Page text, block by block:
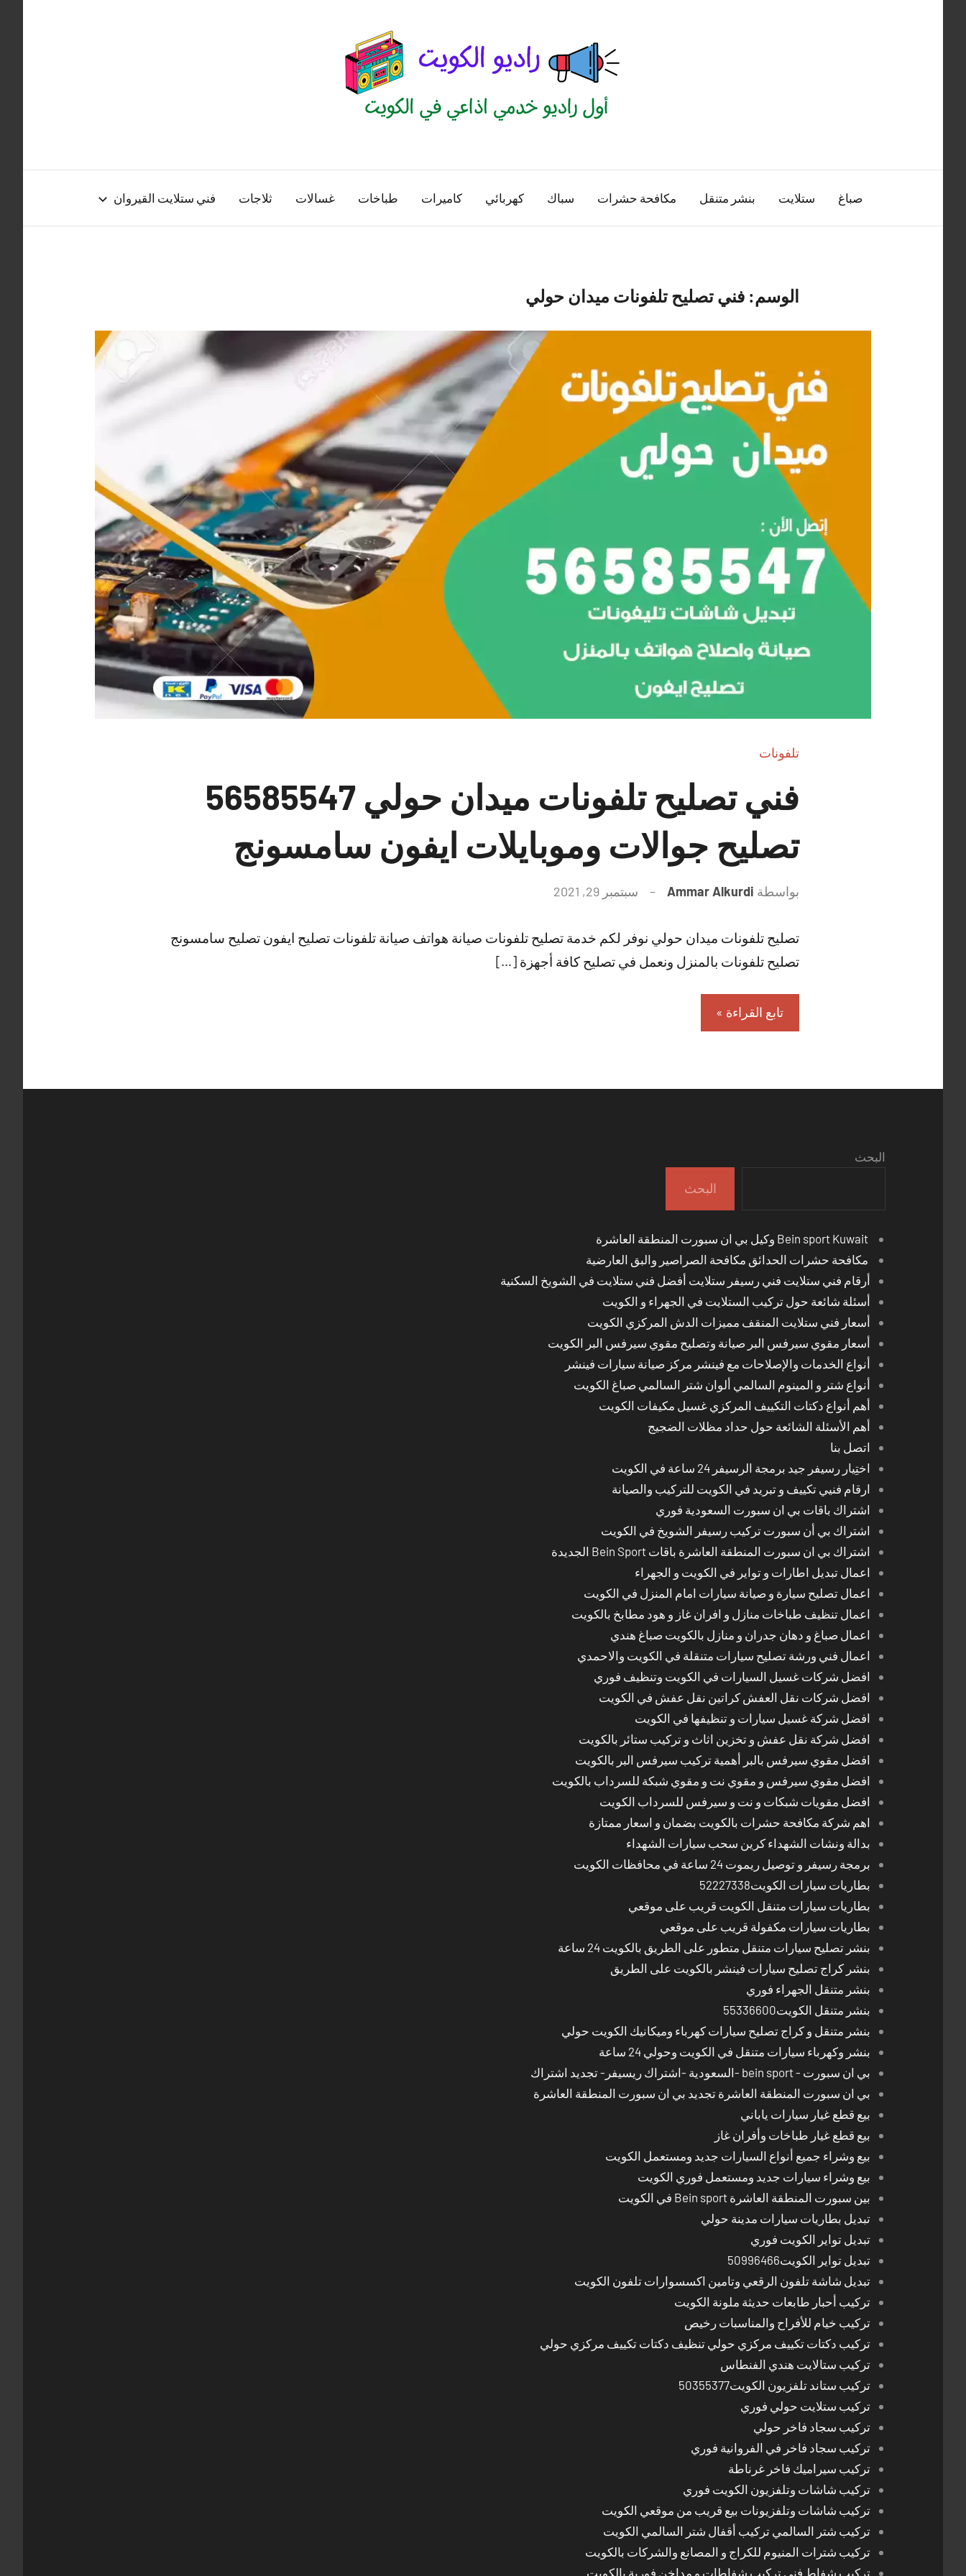
الكويت
منصة
اذاعية
صباغ ستلايت بنشر متنقل مكافحة حشرات سباك كهربائي كاميرات طباخات غسالات ثلاجات فني ستلايت القيروان
الوسم: فني تصليح تلفونات ميدان حولي
تلفونات
فني تصليح تلفونات ميدان حولي 56585547
تصليح جوالات وموبايلات ايفون سامسونج
بواسطة Ammar Alkurdi سبتمبر 29, 2021
تعليقات
تصليح تلفونات ميدان حولي نوفر لكم خدمة تصليح تلفونات صيانة هواتف صيانة تلفونات تصليح ايفون تصليح سامسونج
تصليح تلفونات بالمنزل ونعمل في تصليح كافة أجهزة […]
تابع القراءة
البحث
البحث
Bein sport Kuwait وكيل بي ان سبورت المنطقة العاشرة
مكافحة حشرات الحدائق مكافحة الصراصير والبق العارضية
أرقام فني ستلايت فني رسيفر ستلايت أفضل فني ستلايت في الشويخ السكنية
أسئلة شائعة حول تركيب الستلايت في الجهراء و الكويت
أسعار فني ستلايت المنقف مميزات الدش المركزي الكويت
أسعار مقوي سيرفس البر صيانة وتصليح مقوي سيرفس البر الكويت
أنواع الخدمات والإصلاحات مع فينشر مركز صيانة سيارات فينشر
أنواع شتر و المينوم السالمي ألوان شتر السالمي صباغ الكويت
أهم أنواع دكتات التكييف المركزي غسيل مكيفات الكويت
أهم الأسئلة الشائعة حول حداد مظلات الضجيج
اتصل بنا
اختِيار رسيفر جيد برمجة الرسيفر 24 ساعة في الكويت
ارقام فنيي تكييف و تبريد في الكويت للتركيب والصيانة
اشتراك باقات بي ان سبورت السعودية فوري
اشتراك بي أن سبورت تركيب رسيفر الشويخ في الكويت
اشتراك بي ان سبورت المنطقة العاشرة باقات Bein Sport الجديدة
اعمال تبديل اطارات و تواير في الكويت و الجهراء
اعمال تصليح سيارة و صيانة سيارات امام المنزل في الكويت
اعمال تنظيف طباخات منازل و افران غاز و هود مطابخ بالكويت
اعمال صباغ و دهان جدران و منازل بالكويت صباغ هندي
اعمال فني ورشة تصليح سيارات متنقلة في الكويت والاحمدي
افضل شركات غسيل السيارات في الكويت وتنظيف فوري
افضل شركات نقل العفش كراتين نقل عفش في الكويت
افضل شركة غسيل سيارات و تنظيفها في الكويت
افضل شركة نقل عفش و تخزين اثاث و تركيب ستائر بالكويت
افضل مقوي سيرفس بالبر أهمية تركيب سيرفس البر بالكويت
افضل مقوي سيرفس و مقوي نت و مقوي شبكة للسرداب بالكويت
افضل مقويات شبكات و نت و سيرفس للسرداب الكويت
اهم شركة مكافحة حشرات بالكويت بضمان و اسعار ممتازة
بدالة ونشات الشهداء كرين سحب سيارات الشهداء
برمجة رسيفر و توصيل ريموت 24 ساعة في محافظات الكويت
بطاريات سيارات الكويت52227338
بطاريات سيارات متنقل الكويت قريب على موقعي
بطاريات سيارات مكفولة قريب على موقعي
بنشر تصليح سيارات متنقل متطور على الطريق بالكويت 24 ساعة
بنشر كراج تصليح سيارات فينشر بالكويت على الطريق
بنشر متنقل الجهراء فوري
بنشر متنقل الكويت55336600
بنشر متنقل و كراج تصليح سيارات كهرباء وميكانيك الكويت حولي
بنشر وكهرباء سيارات متنقل في الكويت وحولي 24 ساعة
بي ان سبورت - bein sport -السعودية -اشتراك ريسيفر- تجديد اشتراك
بي ان سبورت المنطقة العاشرة تجديد بي ان سبورت المنطقة العاشرة
بيع قطع غيار سيارات ياباني
بيع قطع غيار طباخات وأفران غاز
بيع وشراء جميع أنواع السيارات جديد ومستعمل الكويت
بيع وشراء سيارات جديد ومستعمل فوري الكويت
بين سبورت المنطقة العاشرة Bein sport في الكويت
تبديل بطاريات سيارات مدينة حولي
تبديل تواير الكويت فوري
تبديل تواير الكويت50996466
تبديل شاشة تلفون الرقعي وتامين اكسسوارات تلفون الكويت
تركيب أحبار طابعات حديثة ملونة الكويت
تركيب خيام للأفراح والمناسبات رخيص
تركيب دكتات تكييف مركزي حولي تنظيف دكتات تكييف مركزي حولي
تركيب ستالايت هندي الفنطاس
تركيب ستاند تلفزيون الكويت50355377
تركيب ستلايت حولي فوري
تركيب سجاد فاخر حولي
تركيب سجاد فاخر في الفروانية فوري
تركيب سيراميك فاخر غرناطة
تركيب شاشات وتلفزيون الكويت فوري
تركيب شاشات وتلفزيونات بيع قريب من موقعي الكويت
تركيب شتر السالمي تركيب أقفال شتر السالمي الكويت
تركيب شترات المنيوم للكراج و المصانع والشركات بالكويت
تركيب شفاط فني تركيب شفاطات و مداخن فورية بالكويت